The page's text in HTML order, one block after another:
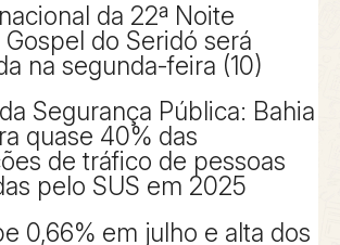
da 22ª Noite
Gospel do Seridó será
na segunda-feira (10)
Segurança Pública: Bahia
quase 40% das
de tráfico de pessoas
pelo SUS em 2025
0,66% em julho e alta dos